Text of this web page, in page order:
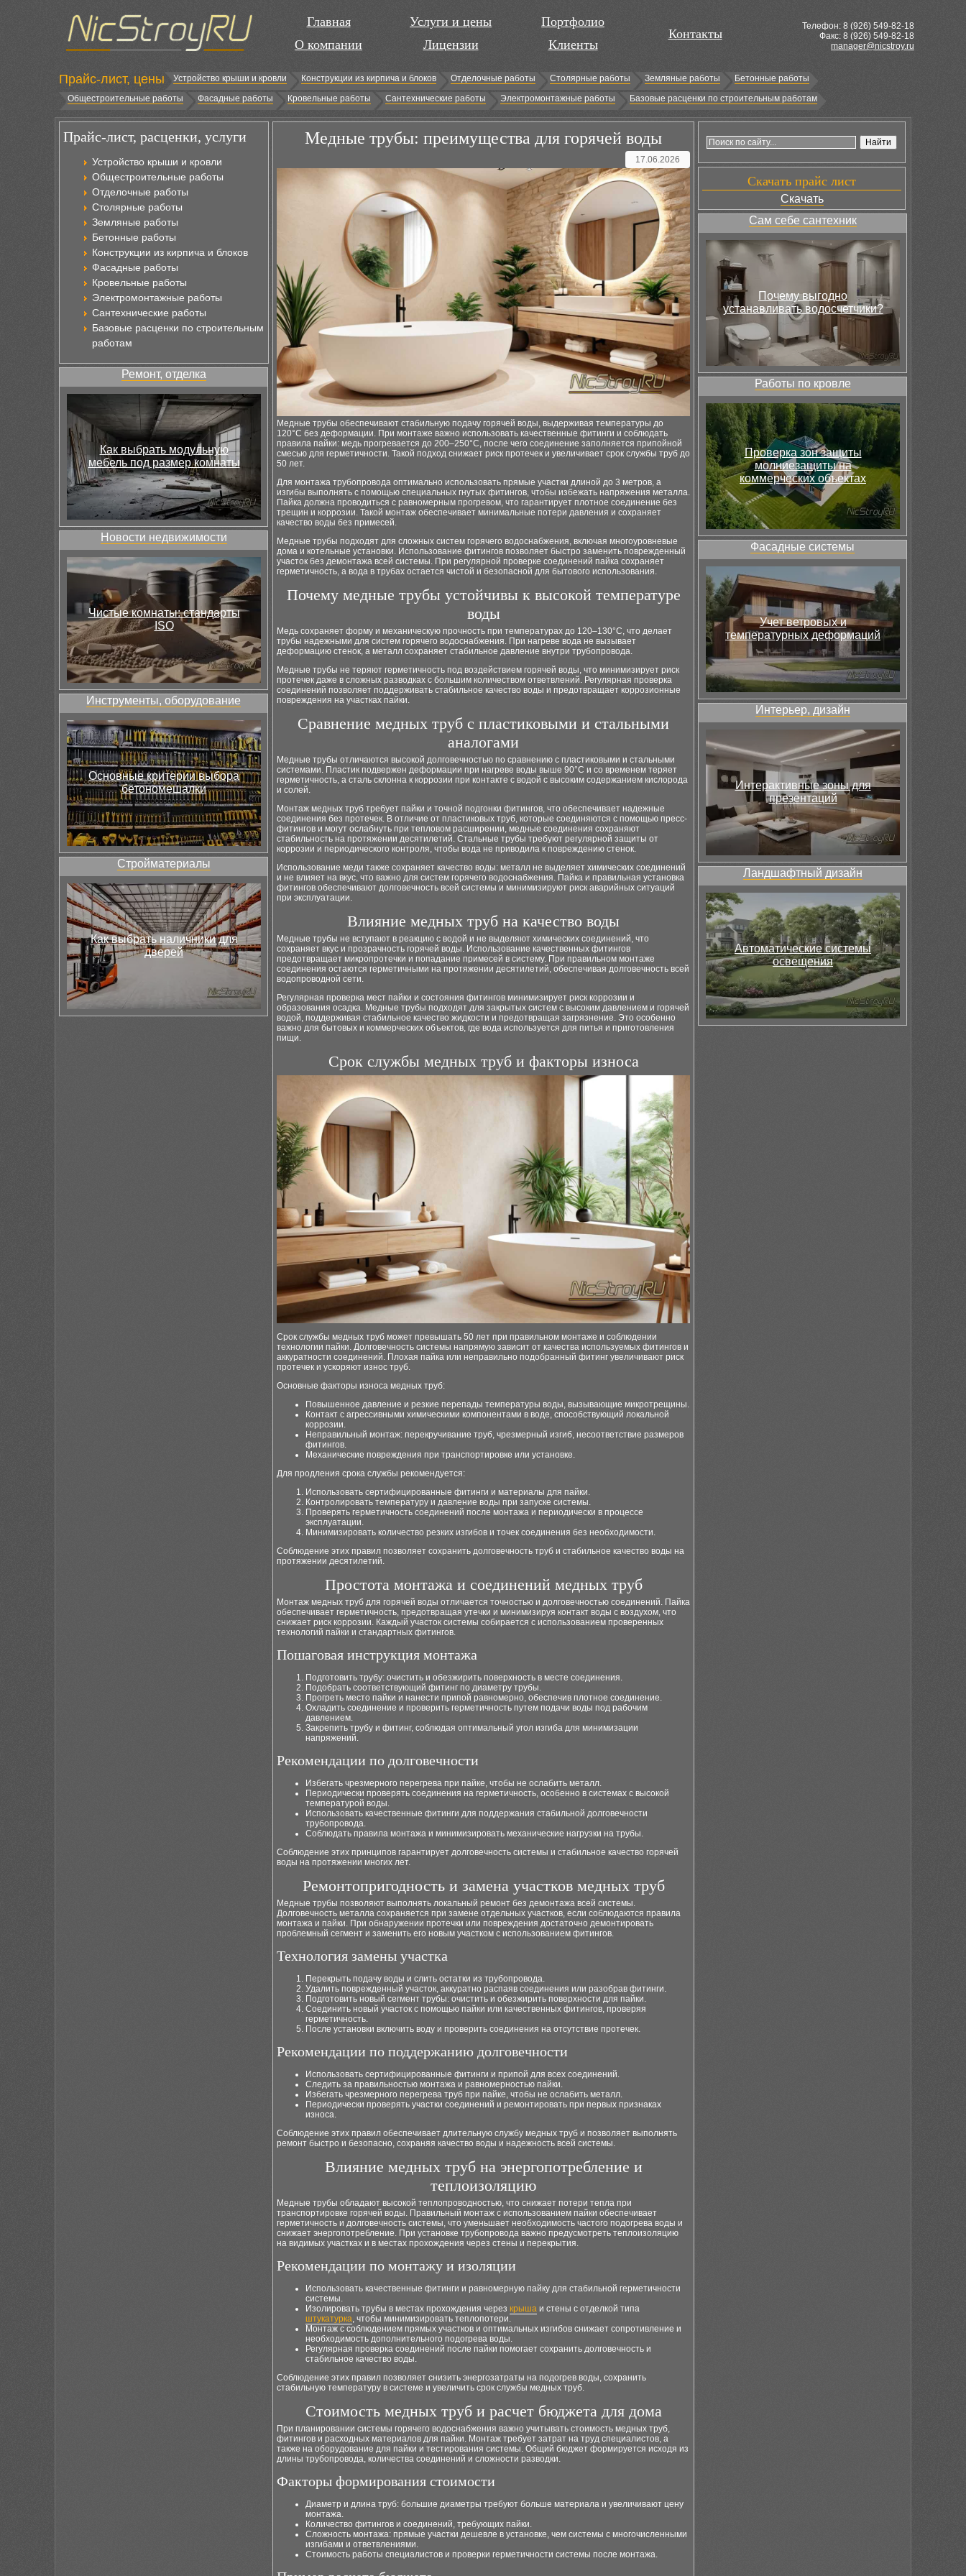
Главная
О компании
Услуги и цены
Лицензии
Портфолио
Клиенты
Контакты
Телефон: 8 (926) 549-82-18
Факс: 8 (926) 549-82-18
manager@nicstroy.ru
Прайс-лист, цены Устройство крыши и кровли Конструкции из кирпича и блоков Отделочные работы Столярные работы Земляные работы
Бетонные работы
Общестроительные работы
Фасадные работы Кровельные работы Сантехнические работы Электромонтажные работы Базовые расценки по строительным работам
Прайс-лист, расценки, услуги
Устройство крыши и кровли
Общестроительные работы
Отделочные работы
Столярные работы
Земляные работы
Бетонные работы
Конструкции из кирпича и блоков
Фасадные работы
Кровельные работы
Электромонтажные работы
Сантехнические работы
Базовые расценки по строительным
работам
Ремонт, отделка
Как выбрать модульную
мебель под размер комнаты
Новости недвижимости
Чистые комнаты: стандарты
ISO
Инструменты, оборудование
Основные критерии выбора
бетономешалки
Стройматериалы
Как выбрать наличники для
дверей
Медные трубы: преимущества для горячей воды
17.06.2026
Медные трубы обеспечивают стабильную подачу горячей воды, выдерживая температуры до
120°C без деформации. При монтаже важно использовать качественные фитинги и соблюдать
правила пайки: медь прогревается до 200–250°C, после чего соединение заполняется припойной
смесью для герметичности. Такой подход снижает риск протечек и увеличивает срок службы труб до
50 лет.
Для монтажа трубопровода оптимально использовать прямые участки длиной до 3 метров, а
изгибы выполнять с помощью специальных гнутых фитингов, чтобы избежать напряжения металла.
Пайка должна проводиться с равномерным прогревом, что гарантирует плотное соединение без
трещин и коррозии. Такой монтаж обеспечивает минимальные потери давления и сохраняет
качество воды без примесей.
Медные трубы подходят для сложных систем горячего водоснабжения, включая многоуровневые
дома и котельные установки. Использование фитингов позволяет быстро заменить поврежденный
участок без демонтажа всей системы. При регулярной проверке соединений пайка сохраняет
герметичность, а вода в трубах остается чистой и безопасной для бытового использования.
Почему медные трубы устойчивы к высокой температуре
воды
Медь сохраняет форму и механическую прочность при температурах до 120–130°C, что делает
трубы надежными для систем горячего водоснабжения. При нагреве вода не вызывает
деформацию стенок, а металл сохраняет стабильное давление внутри трубопровода.
Медные трубы не теряют герметичность под воздействием горячей воды, что минимизирует риск
протечек даже в сложных разводках с большим количеством ответвлений. Регулярная проверка
соединений позволяет поддерживать стабильное качество воды и предотвращает коррозионные
повреждения на участках пайки.
Сравнение медных труб с пластиковыми и стальными
аналогами
Медные трубы отличаются высокой долговечностью по сравнению с пластиковыми и стальными
системами. Пластик подвержен деформации при нагреве воды выше 90°C и со временем теряет
герметичность, а сталь склонна к коррозии при контакте с водой с высоким содержанием кислорода
и солей.
Монтаж медных труб требует пайки и точной подгонки фитингов, что обеспечивает надежные
соединения без протечек. В отличие от пластиковых труб, которые соединяются с помощью пресс-
фитингов и могут ослабнуть при тепловом расширении, медные соединения сохраняют
стабильность на протяжении десятилетий. Стальные трубы требуют регулярной защиты от
коррозии и периодического контроля, чтобы вода не приводила к повреждению стенок.
Использование меди также сохраняет качество воды: металл не выделяет химических соединений
и не влияет на вкус, что важно для систем горячего водоснабжения. Пайка и правильная установка
фитингов обеспечивают долговечность всей системы и минимизируют риск аварийных ситуаций
при эксплуатации.
Влияние медных труб на качество воды
Медные трубы не вступают в реакцию с водой и не выделяют химических соединений, что
сохраняет вкус и прозрачность горячей воды. Использование качественных фитингов
предотвращает микропротечки и попадание примесей в систему. При правильном монтаже
соединения остаются герметичными на протяжении десятилетий, обеспечивая долговечность всей
водопроводной сети.
Регулярная проверка мест пайки и состояния фитингов минимизирует риск коррозии и
образования осадка. Медные трубы подходят для закрытых систем с высоким давлением и горячей
водой, поддерживая стабильное качество жидкости и предотвращая загрязнение. Это особенно
важно для бытовых и коммерческих объектов, где вода используется для питья и приготовления
пищи.
Срок службы медных труб и факторы износа
Срок службы медных труб может превышать 50 лет при правильном монтаже и соблюдении
технологии пайки. Долговечность системы напрямую зависит от качества используемых фитингов и
аккуратности соединений. Плохая пайка или неправильно подобранный фитинг увеличивают риск
протечек и ускоряют износ труб.
Основные факторы износа медных труб:
Повышенное давление и резкие перепады температуры воды, вызывающие микротрещины.
Контакт с агрессивными химическими компонентами в воде, способствующий локальной
коррозии.
Неправильный монтаж: перекручивание труб, чрезмерный изгиб, несоответствие размеров
фитингов.
Механические повреждения при транспортировке или установке.
Для продления срока службы рекомендуется:
Использовать сертифицированные фитинги и материалы для пайки.
Контролировать температуру и давление воды при запуске системы.
Проверять герметичность соединений после монтажа и периодически в процессе
эксплуатации.
Минимизировать количество резких изгибов и точек соединения без необходимости.
Соблюдение этих правил позволяет сохранить долговечность труб и стабильное качество воды на
протяжении десятилетий.
Простота монтажа и соединений медных труб
Монтаж медных труб для горячей воды отличается точностью и долговечностью соединений. Пайка
обеспечивает герметичность, предотвращая утечки и минимизируя контакт воды с воздухом, что
снижает риск коррозии. Каждый участок системы собирается с использованием проверенных
технологий пайки и стандартных фитингов.
Пошаговая инструкция монтажа
Подготовить трубу: очистить и обезжирить поверхность в месте соединения.
Подобрать соответствующий фитинг по диаметру трубы.
Прогреть место пайки и нанести припой равномерно, обеспечив плотное соединение.
Охладить соединение и проверить герметичность путем подачи воды под рабочим
давлением.
Закрепить трубу и фитинг, соблюдая оптимальный угол изгиба для минимизации
напряжений.
Рекомендации по долговечности
Избегать чрезмерного перегрева при пайке, чтобы не ослабить металл.
Периодически проверять соединения на герметичность, особенно в системах с высокой
температурой воды.
Использовать качественные фитинги для поддержания стабильной долговечности
трубопровода.
Соблюдать правила монтажа и минимизировать механические нагрузки на трубы.
Соблюдение этих принципов гарантирует долговечность системы и стабильное качество горячей
воды на протяжении многих лет.
Ремонтопригодность и замена участков медных труб
Медные трубы позволяют выполнять локальный ремонт без демонтажа всей системы.
Долговечность металла сохраняется при замене отдельных участков, если соблюдаются правила
монтажа и пайки. При обнаружении протечки или повреждения достаточно демонтировать
проблемный сегмент и заменить его новым участком с использованием фитингов.
Технология замены участка
Перекрыть подачу воды и слить остатки из трубопровода.
Удалить поврежденный участок, аккуратно распаяв соединения или разобрав фитинги.
Подготовить новый сегмент трубы: очистить и обезжирить поверхности для пайки.
Соединить новый участок с помощью пайки или качественных фитингов, проверяя
герметичность.
После установки включить воду и проверить соединения на отсутствие протечек.
Рекомендации по поддержанию долговечности
Использовать сертифицированные фитинги и припой для всех соединений.
Следить за правильностью монтажа и равномерностью пайки.
Избегать чрезмерного перегрева труб при пайке, чтобы не ослабить металл.
Периодически проверять участки соединений и ремонтировать при первых признаках
износа.
Соблюдение этих правил обеспечивает длительную службу медных труб и позволяет выполнять
ремонт быстро и безопасно, сохраняя качество воды и надежность всей системы.
Влияние медных труб на энергопотребление и
теплоизоляцию
Медные трубы обладают высокой теплопроводностью, что снижает потери тепла при
транспортировке горячей воды. Правильный монтаж с использованием пайки обеспечивает
герметичность и долговечность системы, что уменьшает необходимость частого подогрева воды и
снижает энергопотребление. При установке трубопровода важно предусмотреть теплоизоляцию
на видимых участках и в местах прохождения через стены и перекрытия.
Рекомендации по монтажу и изоляции
Использовать качественные фитинги и равномерную пайку для стабильной герметичности
системы.
Изолировать трубы в местах прохождения через крыша и стены с отделкой типа
штукатурка, чтобы минимизировать теплопотери.
Монтаж с соблюдением прямых участков и оптимальных изгибов снижает сопротивление и
необходимость дополнительного подогрева воды.
Регулярная проверка соединений после пайки помогает сохранить долговечность и
стабильное качество воды.
Соблюдение этих правил позволяет снизить энергозатраты на подогрев воды, сохранить
стабильную температуру в системе и увеличить срок службы медных труб.
Стоимость медных труб и расчет бюджета для дома
При планировании системы горячего водоснабжения важно учитывать стоимость медных труб,
фитингов и расходных материалов для пайки. Монтаж требует затрат на труд специалистов, а
также на оборудование для пайки и тестирования системы. Общий бюджет формируется исходя из
длины трубопровода, количества соединений и сложности разводки.
Факторы формирования стоимости
Диаметр и длина труб: большие диаметры требуют больше материала и увеличивают цену
монтажа.
Количество фитингов и соединений, требующих пайки.
Сложность монтажа: прямые участки дешевле в установке, чем системы с многочисленными
изгибами и ответвлениями.
Стоимость работы специалистов и проверки герметичности системы после монтажа.
Скачать прайс лист
Скачать
Сам себе сантехник
Почему выгодно
устанавливать водосчетчики?
Работы по кровле
Проверка зон защиты
молниезащиты на
коммерческих объектах
Фасадные системы
Учет ветровых и
температурных деформаций
Интерьер, дизайн
Интерактивные зоны для
презентаций
Ландшафтный дизайн
Автоматические системы
освещения